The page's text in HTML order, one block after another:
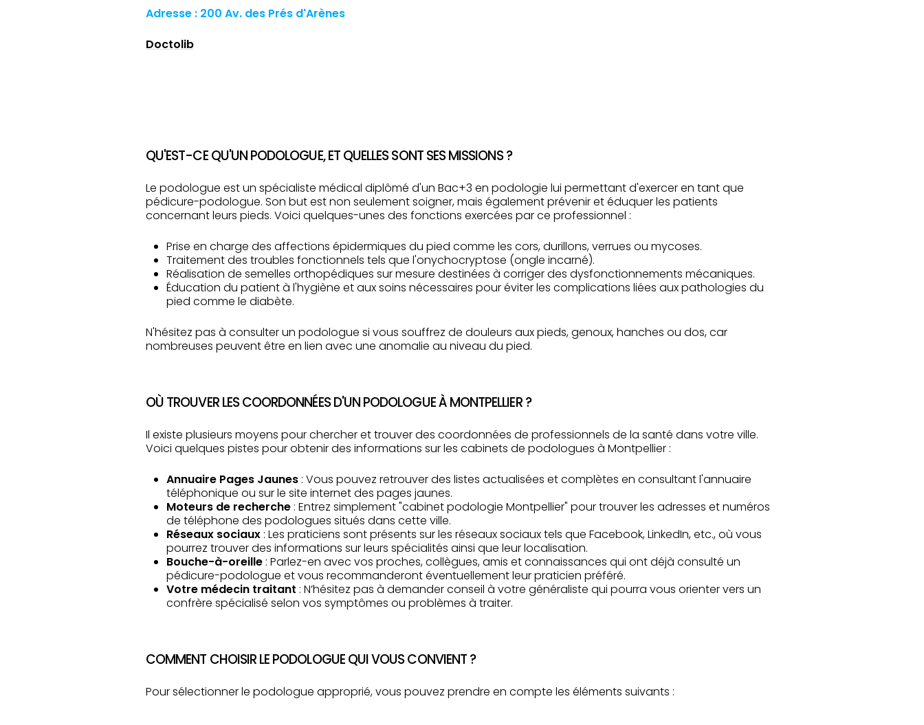
Adresse : 200 Av. des Prés d'Arènes
Doctolib
QU'EST-CE QU'UN PODOLOGUE, ET QUELLES SONT SES MISSIONS ?
Le podologue est un spécialiste médical diplômé d'un Bac+3 en podologie lui permettant d'exercer en tant que
pédicure-podologue. Son but est non seulement soigner, mais également prévenir et éduquer les patients
concernant leurs pieds. Voici quelques-unes des fonctions exercées par ce professionnel :
Prise en charge des affections épidermiques du pied comme les cors, durillons, verrues ou mycoses.
Traitement des troubles fonctionnels tels que l'onychocryptose (ongle incarné).
Réalisation de semelles orthopédiques sur mesure destinées à corriger des dysfonctionnements mécaniques.
Éducation du patient à l'hygiène et aux soins nécessaires pour éviter les complications liées aux pathologies du
pied comme le diabète.
N'hésitez pas à consulter un podologue si vous souffrez de douleurs aux pieds, genoux, hanches ou dos, car
nombreuses peuvent être en lien avec une anomalie au niveau du pied.
OÙ TROUVER LES COORDONNÉES D'UN PODOLOGUE À MONTPELLIER ?
Il existe plusieurs moyens pour chercher et trouver des coordonnées de professionnels de la santé dans votre ville.
Voici quelques pistes pour obtenir des informations sur les cabinets de podologues à Montpellier :
Annuaire Pages Jaunes : Vous pouvez retrouver des listes actualisées et complètes en consultant l'annuaire
téléphonique ou sur le site internet des pages jaunes.
Moteurs de recherche : Entrez simplement "cabinet podologie Montpellier" pour trouver les adresses et numéros
de téléphone des podologues situés dans cette ville.
Réseaux sociaux : Les praticiens sont présents sur les réseaux sociaux tels que Facebook, LinkedIn, etc., où vous
pourrez trouver des informations sur leurs spécialités ainsi que leur localisation.
Bouche-à-oreille : Parlez-en avec vos proches, collègues, amis et connaissances qui ont déjà consulté un
pédicure-podologue et vous recommanderont éventuellement leur praticien préféré.
Votre médecin traitant : N’hésitez pas à demander conseil à votre généraliste qui pourra vous orienter vers un
confrère spécialisé selon vos symptômes ou problèmes à traiter.
COMMENT CHOISIR LE PODOLOGUE QUI VOUS CONVIENT ?
Pour sélectionner le podologue approprié, vous pouvez prendre en compte les éléments suivants :